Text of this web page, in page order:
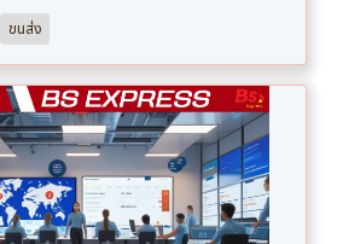
ขนส่ง